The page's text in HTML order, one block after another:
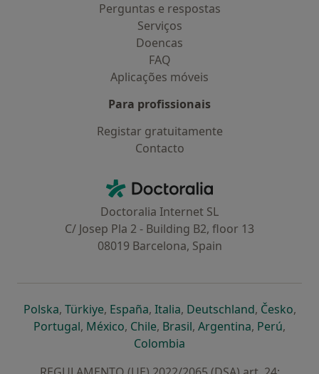
Perguntas e respostas
Serviços
Doencas
FAQ
Aplicações móveis
Para profissionais
Registar gratuitamente
Contacto
Doctoralia - Homepage
Doctoralia Internet SL
C/ Josep Pla 2 - Building B2, floor 13
08019 Barcelona, Spain
Polskaabre num novo separador
, Türkiyeabre num novo separador
, Españaabre num novo separador
, Italiaabre num novo
, Deutschlandabre num
, Česko,
Portugalabre num novo separador
, Méxicoabre num novo separador
, Chileabre num novo separador
, Brasilabre num novo
, Argentinaabre num
, Perúabre
,
Colombia